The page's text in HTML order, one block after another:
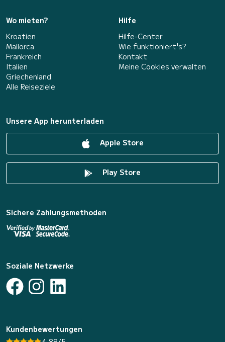
Wo mieten?
Kroatien
Mallorca
Frankreich
Italien
Griechenland
Alle Reiseziele
Hilfe
Hilfe-Center
Wie funktioniert's?
Kontakt
Meine Cookies verwalten
Unsere App herunterladen
Apple Store
Play Store
Sichere Zahlungsmethoden
Soziale Netzwerke
Kundenbewertungen